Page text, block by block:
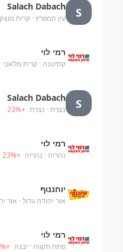
S
Salach Dabach
עין המפרץ · קרית
רמי לוי
קסיטנה · קרית מלאכי
S
Salach Dabach
נצרת · נצרת +
23%
רמי לוי
נהריה · נהריה +
23%
יוחננוף
אור יהודה גדול · אור
רמי לוי
פתח תקווה · יבנה +
%